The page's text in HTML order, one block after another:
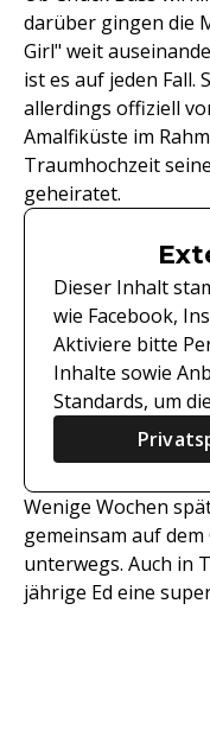
darüber gingen die
Girl" weit
ist es auf jeden Fall.
allerdings offiziell
Amalfiküste im
Traumhochzeit
geheiratet.
Dieser Inhalt
wie Facebook,
Aktiviere bitte
Inhalte sowie
Standards, um
Wenige Wochen
gemeinsam auf
unterwegs. Auch in
jährige Ed eine